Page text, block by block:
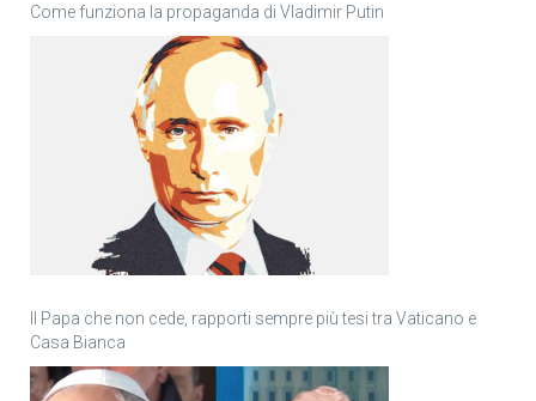
Come funziona la propaganda di Vladimir Putin
Il Papa che non cede, rapporti sempre più tesi tra Vaticano e
Casa Bianca